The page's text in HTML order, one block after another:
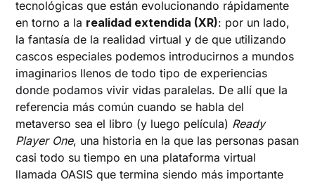
tecnológicas que están evolucionando rápidamente
en torno a la realidad extendida (XR): por un lado,
la fantasía de la realidad virtual y de que utilizando
cascos especiales podemos introducirnos a mundos
imaginarios llenos de todo tipo de experiencias
donde podamos vivir vidas paralelas. De allí que la
referencia más común cuando se habla del
metaverso sea el libro (y luego película) Ready
Player One, una historia en la que las personas pasan
casi todo su tiempo en una plataforma virtual
llamada OASIS que termina siendo más importante